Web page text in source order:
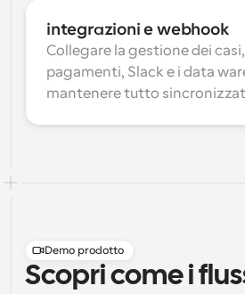
integrazioni e webhook
Collegare la gestione dei
pagamenti, Slack e i data
mantenere tutto
Demo prodotto
Scopri come i